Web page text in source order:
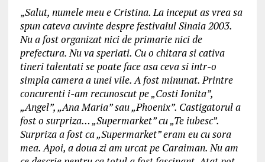
„Salut, numele meu e Cristina. La inceput as vrea sa
spun cateva cuvinte despre festivalul Sinaia 2003.
Nu a fost organizat nici de primarie nici de
prefectura. Nu va speriati. Cu o chitara si cativa
tineri talentati se poate face asa ceva si intr-o
simpla camera a unei vile. A fost minunat. Printre
concurenti i-am recunoscut pe „Costi Ionita”,
„Angel”, „Ana Maria” sau „Phoenix”. Castigatorul a
fost o surpriza… „Supermarket” cu „Te iubesc”.
Surpriza a fost ca „Supermarket” eram eu cu sora
mea. Apoi, a doua zi am urcat pe Caraiman. Nu am